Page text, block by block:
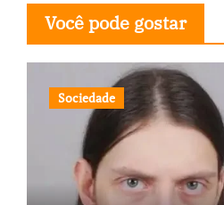
Você pode gostar
Sociedade